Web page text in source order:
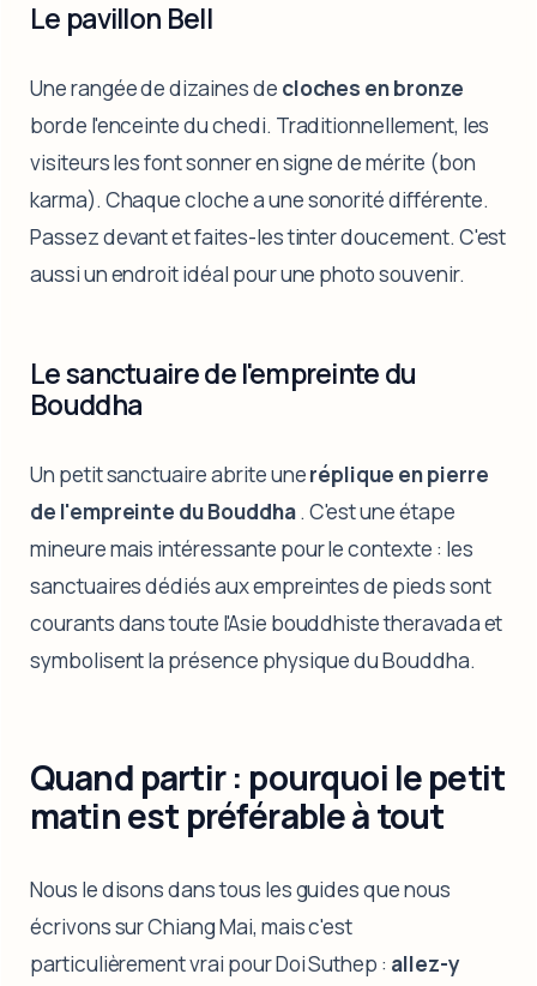
Le pavillon Bell
Une rangée de dizaines de cloches en bronze
borde l'enceinte du chedi. Traditionnellement, les
visiteurs les font sonner en signe de mérite (bon
karma). Chaque cloche a une sonorité différente.
Passez devant et faites-les tinter doucement. C'est
aussi un endroit idéal pour une photo souvenir.
Le sanctuaire de l'empreinte du
Bouddha
Un petit sanctuaire abrite uneréplique en pierre
de l'empreinte du Bouddha. C'est une étape
mineure mais intéressante pour le contexte : les
sanctuaires dédiés aux empreintes de pieds sont
courants dans toute l'Asie bouddhiste theravada et
symbolisent la présence physique du Bouddha.
Quand partir : pourquoi le petit
matin est préférable à tout
Nous le disons dans tous les guides que nous
écrivons sur Chiang Mai, mais c'est
particulièrement vrai pour Doi Suthep : allez-y